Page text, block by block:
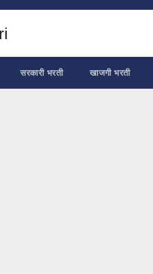
सरकारी भरती खाजगी भरती